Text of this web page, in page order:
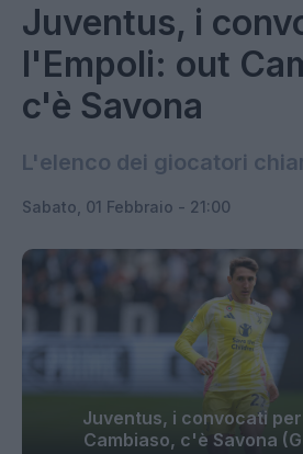
Juventus, i
l'Empoli: out
c'è Savona
L'elenco dei giocatori
Sabato, 01 Febbraio - 21:00
Juventus, i convocati
Cambiaso, c'è Savona